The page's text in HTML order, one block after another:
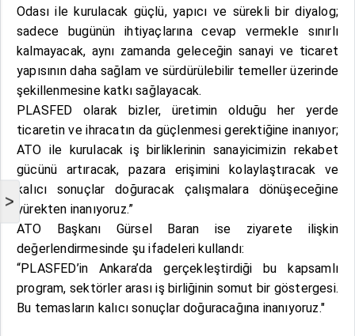
>
Odası ile kurulacak güçlü, yapıcı ve sürekli bir diyalog;
sadece bugünün ihtiyaçlarına cevap vermekle sınırlı
kalmayacak, aynı zamanda geleceğin sanayi ve ticaret
yapısının daha sağlam ve sürdürülebilir temeller üzerinde
şekillenmesine katkı sağlayacak.
PLASFED olarak bizler, üretimin olduğu her yerde
ticaretin ve ihracatın da güçlenmesi gerektiğine inanıyor;
ATO ile kurulacak iş birliklerinin sanayicimizin rekabet
gücünü artıracak, pazara erişimini kolaylaştıracak ve
kalıcı sonuçlar doğuracak çalışmalara dönüşeceğine
yürekten inanıyoruz.”
ATO Başkanı Gürsel Baran ise ziyarete ilişkin
değerlendirmesinde şu ifadeleri kullandı:
“PLASFED’in Ankara’da gerçekleştirdiği bu kapsamlı
program, sektörler arası iş birliğinin somut bir göstergesi.
Bu temasların kalıcı sonuçlar doğuracağına inanıyoruz."